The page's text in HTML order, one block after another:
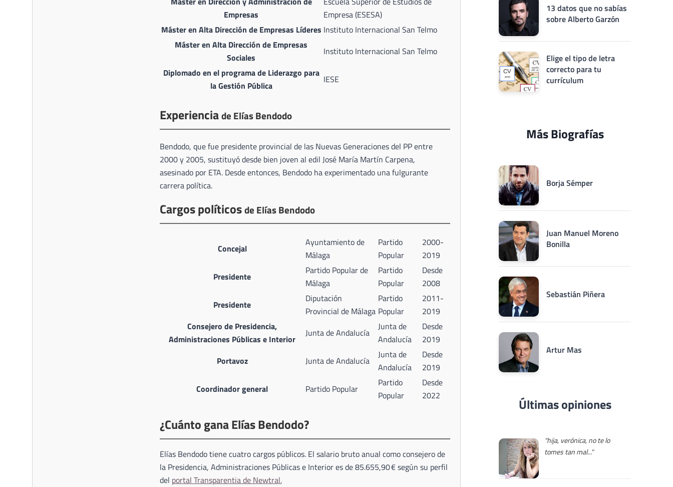
Empresas
Empresa (ESESA)
Máster en Alta Dirección de Empresas Líderes Instituto Internacional San Telmo
Máster en Alta Dirección de Empresas
Sociales
Instituto Internacional San Telmo
Diplomado en el programa de Liderazgo para
la Gestión Pública
IESE
Experienciade Elías Bendodo
Bendodo, que fue presidente provincial de las Nuevas Generaciones del PP entre
2000 y 2005, sustituyó desde bien joven al edil José María Martín Carpena,
asesinado por ETA. Desde entonces, Bendodo ha experimentado una fulgurante
carrera política.
Cargos políticosde Elías Bendodo
Concejal
Ayuntamiento de
Málaga
Partido
Popular
2000-
2019
Presidente
Partido Popular de
Málaga
Partido
Popular
Desde
2008
Presidente
Diputación
Provincial de Málaga
Partido
Popular
2011-
2019
Consejero de Presidencia,
Administraciones Públicas e Interior
Junta de Andalucía
Junta de
Andalucía
Desde
2019
Portavoz
Junta de Andalucía
Junta de
Andalucía
Desde
2019
Coordinador general
Partido Popular
Partido
Popular
Desde
2022
¿Cuánto gana Elías Bendodo?
Elías Bendodo tiene cuatro cargos públicos. El salario bruto anual como consejero de
la Presidencia, Administraciones Públicas e Interior es de 85.655,90 € según su perfil
del portal Transparentia de Newtral.
13 datos que no sabías
sobre Alberto Garzón
Elige el tipo de letra
correcto para tu
currículum
Más Biografías
Borja Sémper
Juan Manuel Moreno
Bonilla
Sebastián Piñera
Artur Mas
Últimas opiniones
"hija, verónica, no te lo
tomes tan mal..."